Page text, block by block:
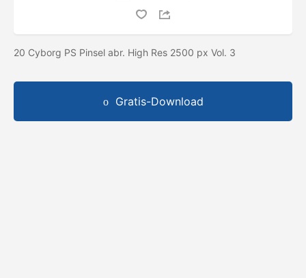
20 Cyborg PS Pinsel abr. High Res 2500 px Vol. 3
Gratis-Download